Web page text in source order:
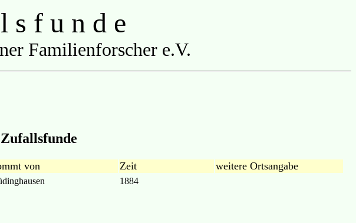
s f u n d e
Familienforscher e.V.
Zufallsfunde
von Zeit weitere Ortsangabe
1884